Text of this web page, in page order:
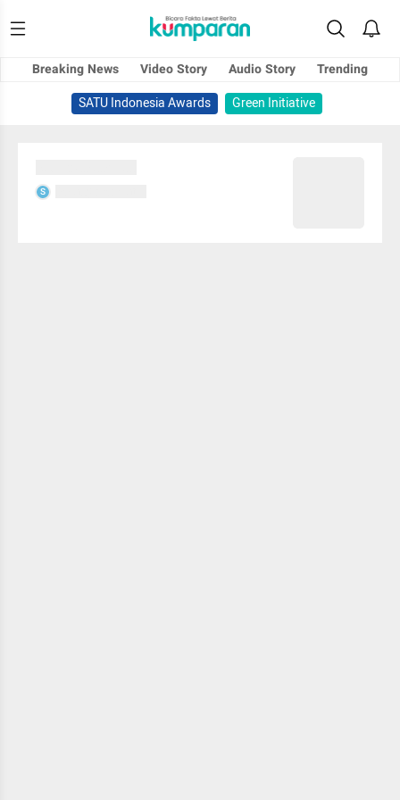
Breaking News Video Story Audio Story
Trending
SATU Indonesia Awards
Green Initiative
S